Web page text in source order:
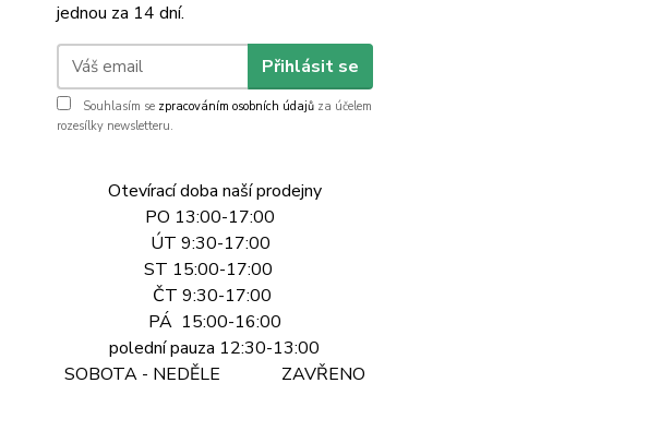
jednou za 14 dní.
Přihlásit se
Souhlasím se zpracováním osobních údajů za účelem
rozesílky newsletteru.
Otevírací doba naší prodejny
PO 13:00-17:00
ÚT 9:30-17:00
ST 15:00-17:00
ČT 9:30-17:00
PÁ 15:00-16:00
polední pauza 12:30-13:00
SOBOTA - NEDĚLE ZAVŘENO